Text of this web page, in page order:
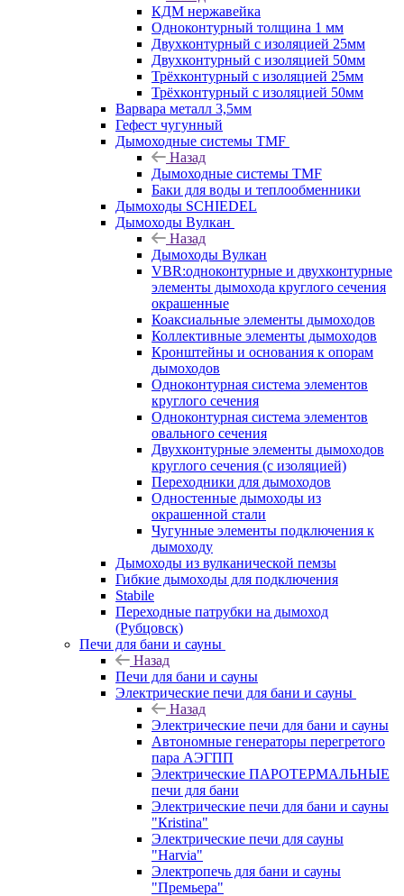
КДМ нержавейка
Одноконтурный толщина 1 мм
Двухконтурный с изоляцией 25мм
Двухконтурный с изоляцией 50мм
Трёхконтурный с изоляцией 25мм
Трёхконтурный с изоляцией 50мм
Варвара металл 3,5мм
Гефест чугунный
Дымоходные системы TMF
Назад
Дымоходные системы TMF
Баки для воды и теплообменники
Дымоходы SCHIEDEL
Дымоходы Вулкан
Назад
Дымоходы Вулкан
VBR:одноконтурные и двухконтурные
элементы дымохода круглого сечения
окрашенные
Коаксиальные элементы дымоходов
Коллективные элементы дымоходов
Кронштейны и основания к опорам
дымоходов
Одноконтурная система элементов
круглого сечения
Одноконтурная система элементов
овального сечения
Двухконтурные элементы дымоходов
круглого сечения (с изоляцией)
Переходники для дымоходов
Одностенные дымоходы из
окрашенной стали
Чугунные элементы подключения к
дымоходу
Дымоходы из вулканической пемзы
Гибкие дымоходы для подключения
Stabile
Переходные патрубки на дымоход
(Рубцовск)
Печи для бани и сауны
Назад
Печи для бани и сауны
Электрические печи для бани и сауны
Назад
Электрические печи для бани и сауны
Автономные генераторы перегретого
пара АЭГПП
Электрические ПАРОТЕРМАЛЬНЫЕ
печи для бани
Электрические печи для бани и сауны
"Кristina"
Электрические печи для сауны
"Harvia"
Электропечь для бани и сауны
"Премьера"